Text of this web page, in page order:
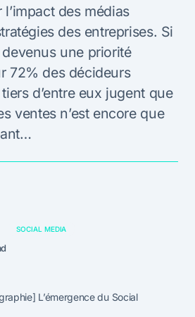
des médias
des entreprises. Si
une priorité
72% des décideurs
d’entre eux jugent que
ventes n’est encore que
SOCIAL MEDIA
L’émergence du Social